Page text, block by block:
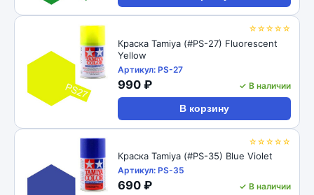
☆☆☆☆☆
Краска Tamiya (#PS-27) Fluorescent
Yellow
Артикул: PS-27
990 ₽ ✓ В наличии
В корзину
☆☆☆☆☆
Краска Tamiya (#PS-35) Blue Violet
Артикул: PS-35
690 ₽ ✓ В наличии